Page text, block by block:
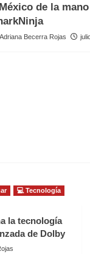
de la
Adriana Becerra Rojas
💻 Tecnología
la tecnología
de Dolby